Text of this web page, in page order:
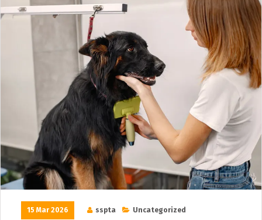
15 Mar 2026 sspta
Uncategorized